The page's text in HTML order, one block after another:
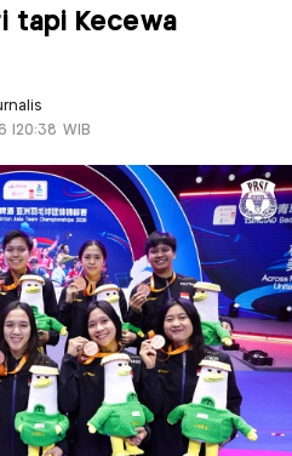
tapi Kecewa
|20:38 WIB